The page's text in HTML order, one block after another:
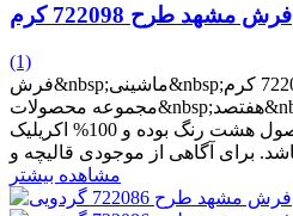
فرش مشهد طرح 722098 کرم
(1)
فرش&nbsp;ماشینی&nbsp;مشهد طرح کد 722098 کرم&nbsp;از
مجموعه محصولات&nbsp;هفتصد&nbsp;شانه بوده که دارای تراکم
طولی 2550 می باشد. این محصول هشت رنگ بوده و 100% اکریلیک
مشاهده بیشتر